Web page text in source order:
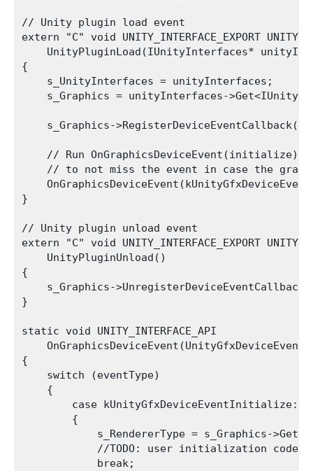
// Unity plugin load event
extern "C" void UNITY_INTERFACE_EXPORT
UnityPluginLoad(IUnityInterfaces*
{
    s_UnityInterfaces = unityInterfaces;
s_Graphics = unityInterfaces-
s_Graphics-
// Run OnGraphicsDeviceEvent(initialize)
// to not miss the event in case the
}
// Unity plugin unload event
extern "C" void UNITY_INTERFACE_EXPORT
    UnityPluginUnload()
{
s_Graphics-
}
static void UNITY_INTERFACE_API
{
    switch (eventType)
    {
        case kUnityGfxDeviceEventInitialize:
        {
s_RendererType = s_Graphics-
            //TODO: user initialization code
            break;